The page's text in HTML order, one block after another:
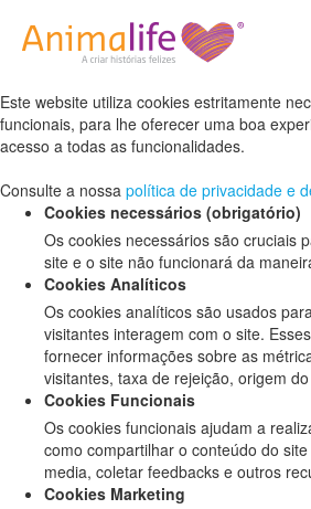
Defina as suas
para este website.
Este website utiliza cookies estritamente
funcionais, para lhe oferecer uma boa
acesso a todas as funcionalidades.
Consulte a nossa política de privacidade e
Cookies necessários (obrigatório)
Os cookies necessários são cruciais
site e o site não funcionará da
Cookies Analíticos
Os cookies analíticos são usados
visitantes interagem com o site.
fornecer informações sobre as
visitantes, taxa de rejeição, origem
Cookies Funcionais
Os cookies funcionais ajudam a
como compartilhar o conteúdo do
media, coletar feedbacks e outros
Cookies Marketing